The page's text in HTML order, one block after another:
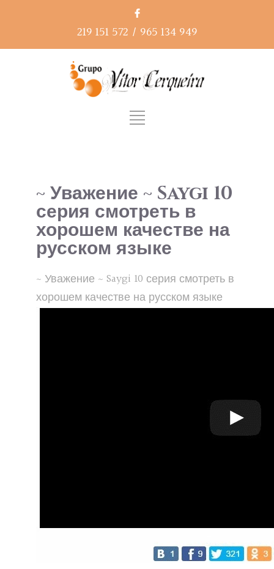
219 151 572 / 965 134 949
~ Уважение ~ Saygi 10
серия смотреть в
хорошем качестве на
русском языке
~ Уважение ~ Saygi 10 серия смотреть в
хорошем качестве на русском языке